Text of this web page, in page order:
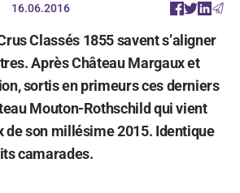
16.06.2016
Classés 1855 savent s’aligner
Après Château Margaux et
sortis en primeurs ces derniers
Mouton-Rothschild qui vient
de son millésime 2015. Identique
camarades.